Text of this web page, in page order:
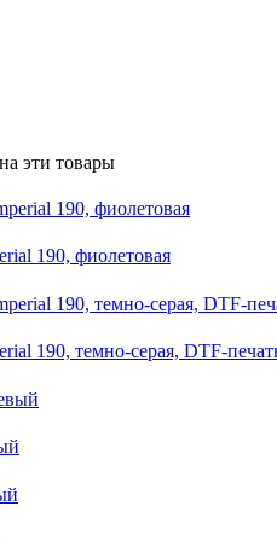
эти товары
190, фиолетовая
190, темно-серая, DTF-